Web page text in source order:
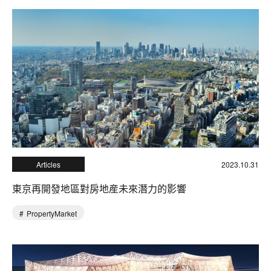
Articles 2023.10.31
東京再開發地區對房地産未來潛力的影響
PropertyMarket